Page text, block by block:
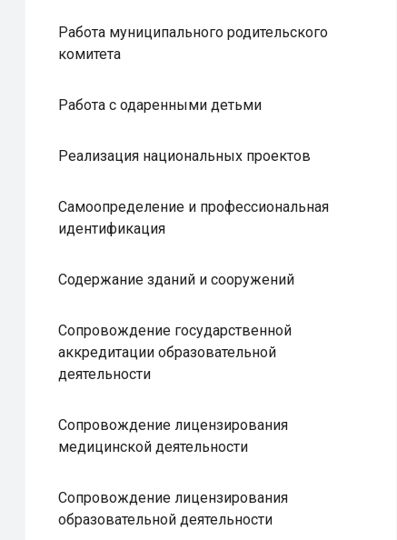
Работа муниципального родительского
комитета
Работа с одаренными детьми
Реализация национальных проектов
Самоопределение и профессиональная
идентификация
Содержание зданий и сооружений
Сопровождение государственной
аккредитации образовательной
деятельности
Сопровождение лицензирования
медицинской деятельности
Сопровождение лицензирования
образовательной деятельности